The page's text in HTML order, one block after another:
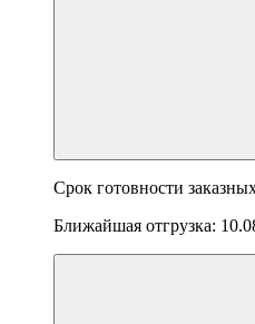
Срок готовности
Ближайшая отгрузка: